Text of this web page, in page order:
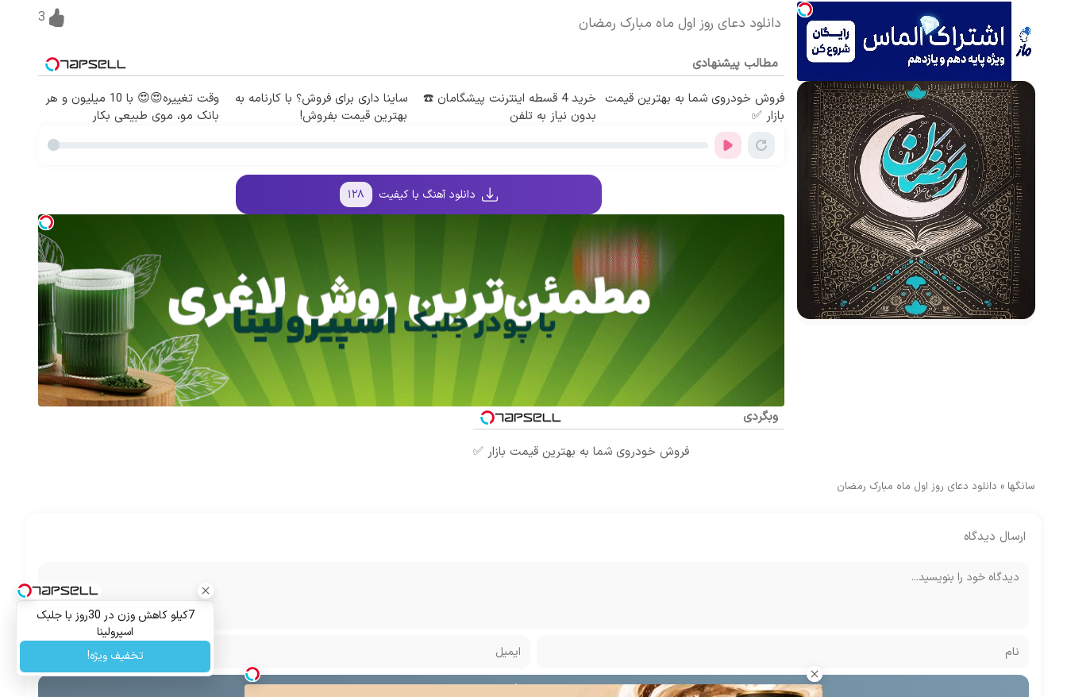
دانلود دعای روز اول ماه مبارک رمضان 3
مطالب پیشنهادی
فروش خودروی شما به بهترین قیمت
بازار ✅
خرید 4 قسطه اینترنت پیشگامان ☎️
بدون نیاز به تلفن
ساینا داری برای فروش؟ با کارنامه به
بهترین قیمت بفروش!
وقت تغییره😍😍 با 10 میلیون و هر
بانک مو، موی طبیعی بکار
دانلود آهنگ با کیفیت ۱۲۸
وبگردی
فروش خودروی شما به بهترین قیمت بازار ✅
سانگها » دانلود دعای روز اول ماه مبارک رمضان
ارسال دیدگاه
7کیلو کاهش وزن در 30روز با جلبک
اسپرولینا
تخفیف ویژه!